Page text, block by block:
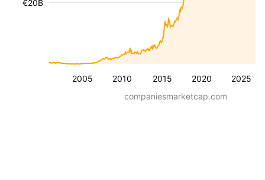
2005 2010 2015 2020 2025
€20B
companiesmarketcap.com